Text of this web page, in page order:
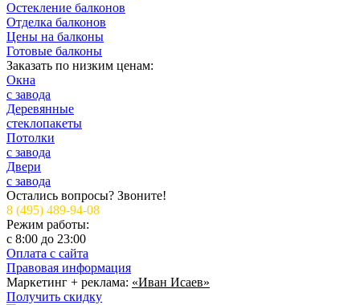
Остекление балконов
Отделка балконов
Цены на балконы
Готовые балконы
Заказать по низким ценам:
Окна
с завода
Деревянные
стеклопакеты
Потолки
с завода
Двери
с завода
Остались вопросы? Звоните!
8 (495) 489-94-08
Режим работы:
c 8:00 до 23:00
Оплата с сайта
Правовая информация
Маркетинг + реклама: «Иван Исаев»
Получить скидку